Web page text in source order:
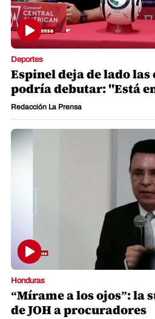
Deportes
Espinel deja de lado
podría debutar: "Está
Redacción La Prensa
Honduras
“Mírame a los ojos”: la
de JOH a procuradores